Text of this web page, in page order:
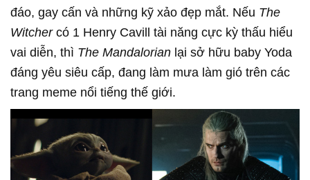
đáo, gay cấn và những kỹ xảo đẹp mắt. Nếu The
Witchercó 1 Henry Cavill tài năng cực kỳ thấu hiểu
vai diễn, thì The Mandalorian lại sở hữu baby Yoda
đáng yêu siêu cấp, đang làm mưa làm gió trên các
trang meme nổi tiếng thế giới.